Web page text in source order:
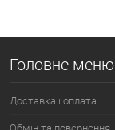
Головне меню
Доставка і оплата